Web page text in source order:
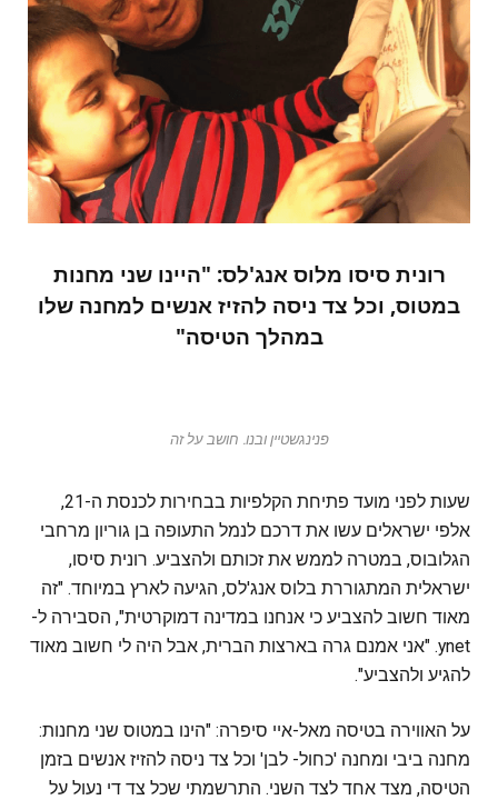
רונית סיסו מלוס אנג'לס: "היינו שני מחנות
במטוס, וכל צד ניסה להזיז אנשים למחנה שלו
במהלך הטיסה"
פנינגשטיין ובנו. חושב על זה
שעות לפני מועד פתיחת הקלפיות בבחירות לכנסת ה-21,
אלפי ישראלים עשו את דרכם לנמל התעופה בן גוריון מרחבי
הגלובוס, במטרה לממש את זכותם ולהצביע. רונית סיסו,
ישראלית המתגוררת בלוס אנג'לס, הגיעה לארץ במיוחד. "זה
מאוד חשוב להצביע כי אנחנו במדינה דמוקרטית", הסבירה ל-
ynet. "אני אמנם גרה בארצות הברית, אבל היה לי חשוב מאוד
להגיע ולהצביע".
על האווירה בטיסה מאל-איי סיפרה: "הינו במטוס שני מחנות:
מחנה ביבי ומחנה 'כחול- לבן' וכל צד ניסה להזיז אנשים בזמן
הטיסה, מצד אחד לצד השני. התרשמתי שכל צד די נעול על